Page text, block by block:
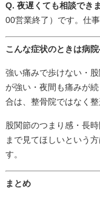
Q. 夜遅くても相談でき
00営業終了）です。仕
こんな症状のときは病
強い痛みで歩けない・
が強い・夜間も痛みが
合は、整骨院ではなく
股関節のつまり感・長
まで見てほしいという
す。
まとめ